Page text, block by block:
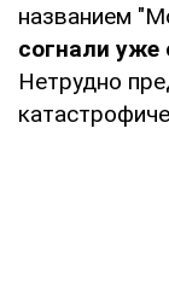
названием
согнали уже
Нетрудно